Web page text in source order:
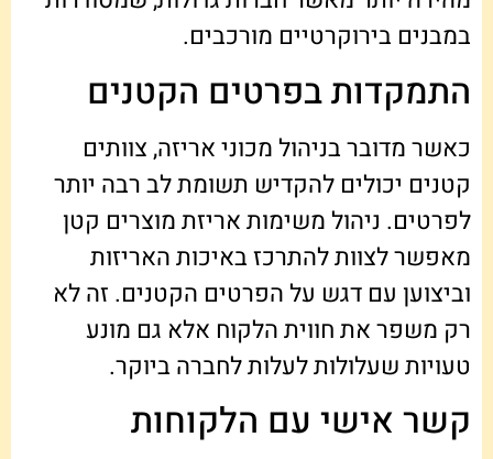
במבנים בירוקרטיים מורכבים.
התמקדות בפרטים הקטנים
כאשר מדובר בניהול מכוני אריזה, צוותים
קטנים יכולים להקדיש תשומת לב רבה יותר
לפרטים. ניהול משימות אריזת מוצרים קטן
מאפשר לצוות להתרכז באיכות האריזות
וביצוען עם דגש על הפרטים הקטנים. זה לא
רק משפר את חווית הלקוח אלא גם מונע
טעויות שעלולות לעלות לחברה ביוקר.
קשר אישי עם הלקוחות